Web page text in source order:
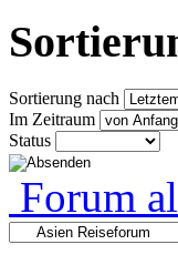
Sortierung nach
Im Zeitraum
Status
Forum